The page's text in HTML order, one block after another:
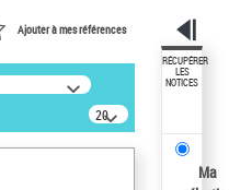
Ajouter à mes références
20
résultats/page
RÉCUPÉRER
LES
NOTICES
Ma